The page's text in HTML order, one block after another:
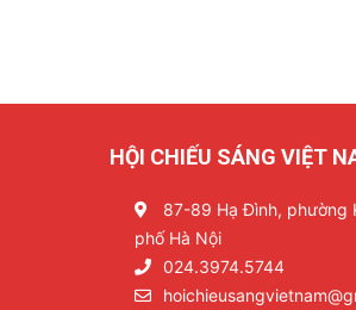
HỘI CHIẾU SÁNG VIỆT
87-89 Hạ Đình, phường
phố Hà Nội
024.3974.5744